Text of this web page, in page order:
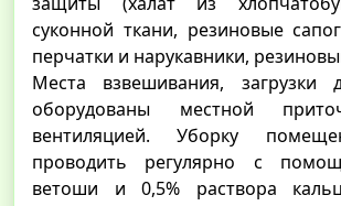
суконной ткани, резиновые
перчатки и нарукавники,
Места взвешивания, загрузки
оборудованы местной
вентиляцией. Уборку
проводить регулярно с
ветоши и 0,5% раствора